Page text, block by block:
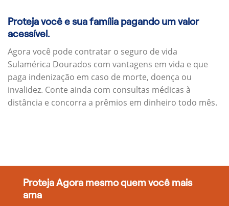
Proteja você e sua família pagando um valor
acessível.
Agora você pode contratar o seguro de vida
Sulamérica Dourados com vantagens em vida e que
paga indenização em caso de morte, doença ou
invalidez. Conte ainda com consultas médicas à
distância e concorra a prêmios em dinheiro todo mês.
Proteja Agora mesmo quem você mais
ama